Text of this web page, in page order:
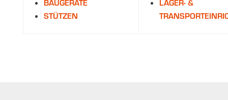
BAUGERÄTE
STÜTZEN
LAGER- &